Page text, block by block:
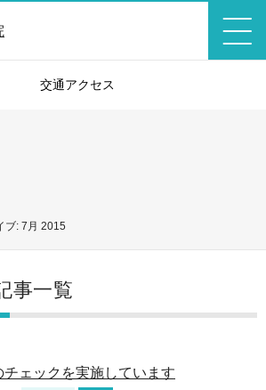
交通アクセス
ブ: 7月 2015
事一覧
チェックを実施しています